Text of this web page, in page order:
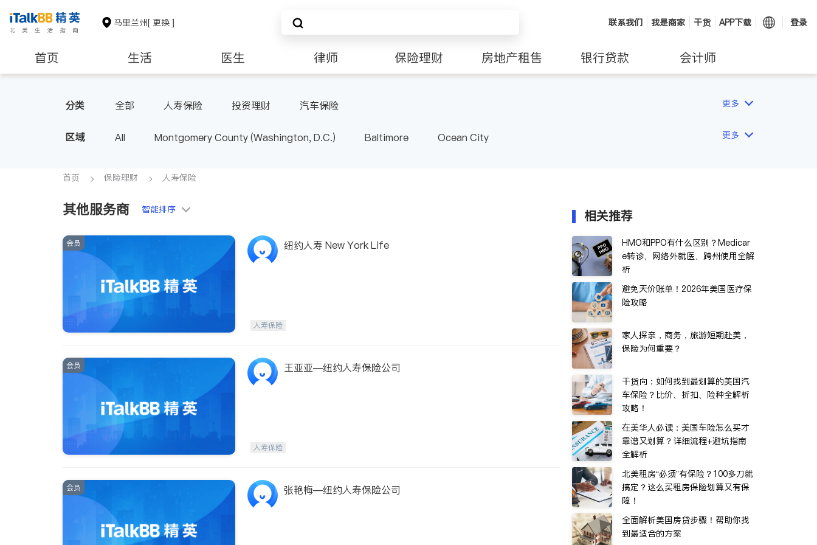
马里兰州[ 更换 ] 联系我们 我是商家 干货 APP下载 登录
首页 生活 医生 律师 保险理财 房地产租售 银行贷款 会计师
分类 全部 人寿保险 投资理财 汽车保险 更多
区域 All Montgomery County (Washington, D.C.) Baltimore Ocean City 更多
首页 保险理财 人寿保险
其他服务商 智能排序
会员 纽约人寿 New York Life
人寿保险
会员 王亚亚—纽约人寿保险公司
人寿保险
会员 张艳梅—纽约人寿保险公司
相关推荐
HMO和PPO有什么区别？Medicar
e转诊、网络外就医、跨州使用全解
析
避免天价账单！2026年美国医疗保
险攻略
家人探亲，商务，旅游短期赴美，
保险为何重要？
干货向：如何找到最划算的美国汽
车保险？比价、折扣、险种全解析
攻略！
在美华人必读：美国车险怎么买才
靠谱又划算？详细流程+避坑指南
全解析
北美租房“必须”有保险？100多刀就
搞定？这么买租房保险划算又有保
障！
全面解析美国房贷步骤！帮助你找
到最适合的方案